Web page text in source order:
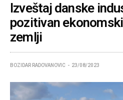
Izveštaj danske
pozitivan
zemlji
BOZIDAR RADOVANOVIC 23/08/2023